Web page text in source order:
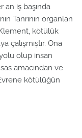
iş başında
Tanrının organlan
kötülük
çalışmıştır. Ona
olup insan
amacından ve
kötülüğün